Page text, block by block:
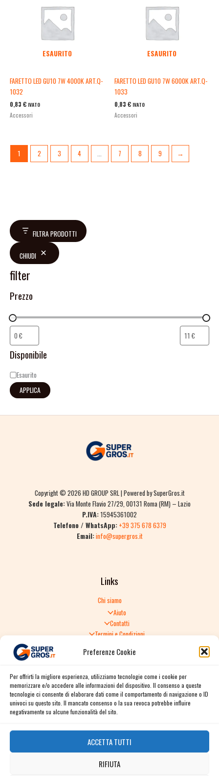
Preferenze Cookie
Per offrirti la migliore esperienza, utilizziamo tecnologie come i cookie per
memorizzare e/o accedere alle informazioni del dispositivo. Il consenso a queste
tecnologie ci consente di elaborare dati come il comportamento di navigazione o ID
univoci su questo sito. Il mancato consenso o la sua revoca potrebbe influire
negativamente su alcune funzionalità del sito.
ACCETTA TUTTI
RIFIUTA
FILTRA PRODOTTI
CHIUDI
filter
Prezzo
Disponibile
Esaurito
APPLICA
ESAURITO
FARETTO LED GU10 7W 4000K ART.Q-
1032
0,83 € IVATO
Accessori
ESAURITO
FARETTO LED GU10 7W 6000K ART.Q-
1033
0,83 € IVATO
Accessori
1 2 3 4 … 7 8 9 →
Copyright © 2026 HD GROUP SRL | Powered by SuperGros.it
Sede legale:Via Monte Flavio 27/29, 00131 Roma (RM) – Lazio
P.IVA:15945361002
Telefono / WhatsApp: +39 375 678 6379
Email:info@supergros.it
Links
Chi siamo
Aiuto
Contatti
Termini e Condizioni
Politica di Reso
Spedizione e consegna
Informativa sulla Privacy
Cookie Policy
Facebook
Instagram